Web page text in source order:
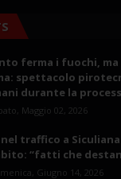
ferma i fuochi,
spettacolo
durante la
Maggio 02, 2026
traffico a
“fatti che
Giugno 14, 2026